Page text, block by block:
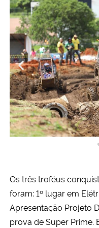
Os três troféus
foram: 1º lugar em
Apresentação Projeto
prova de Super Prime.